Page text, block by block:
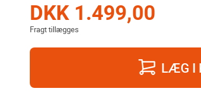
DKK 1.499,00
Fragt tillægges
LÆG I